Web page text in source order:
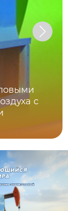
с